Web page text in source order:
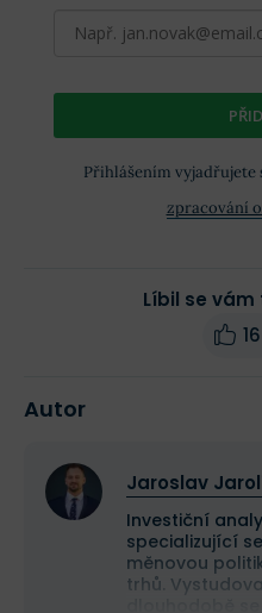
Přihlášením vyjadřujete
zpracování
Líbil se
16
Autor
Jaroslav
Investiční
specializující
měnovou
trhů.